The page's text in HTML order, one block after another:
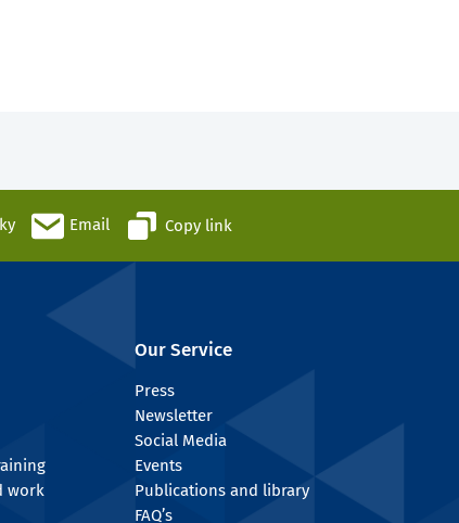
Email Copy link
work
Our Service
Press
Newsletter
Social Media
Events
Publications and library
FAQ’s